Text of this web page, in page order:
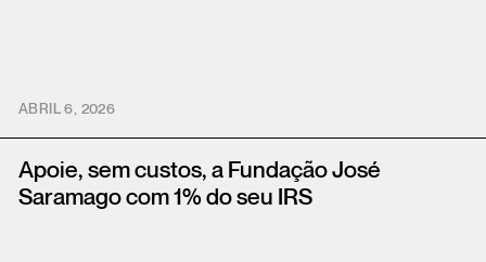
ABRIL 6, 2026
Apoie, sem custos, a Fundação José
Saramago com 1% do seu IRS